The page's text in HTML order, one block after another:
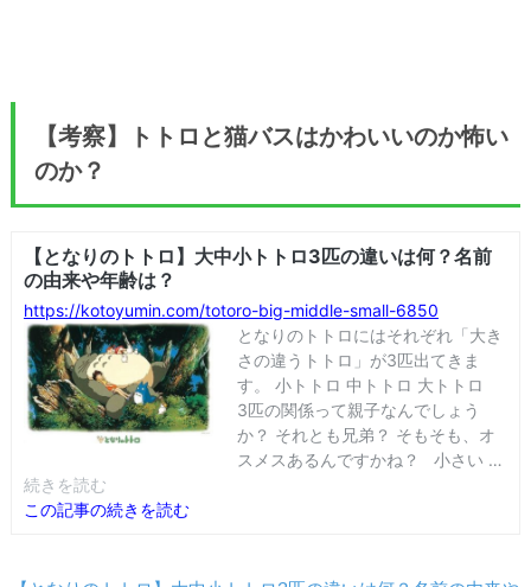
【考察】トトロと猫バスはかわいいのか怖い
のか？